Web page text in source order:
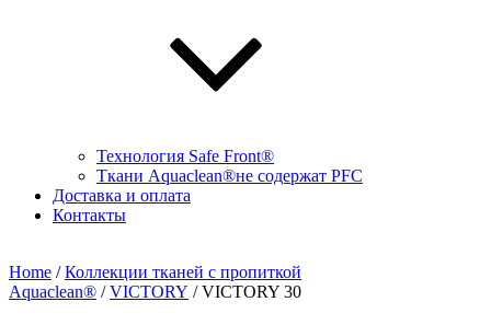
Технология Safe Front®
Ткани Aquaclean®не содержат PFC
Доставка и оплата
Контакты
Home /Коллекции тканей с пропиткой
Aquaclean® /VICTORY / VICTORY 30